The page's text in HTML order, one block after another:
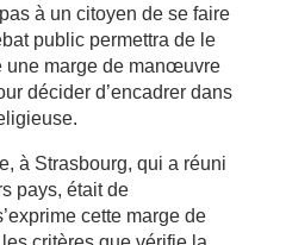
à un citoyen de se faire
public permettra de le
une marge de manœuvre
décider d’encadrer dans
à Strasbourg, qui a réuni
pays, était de
cette marge de